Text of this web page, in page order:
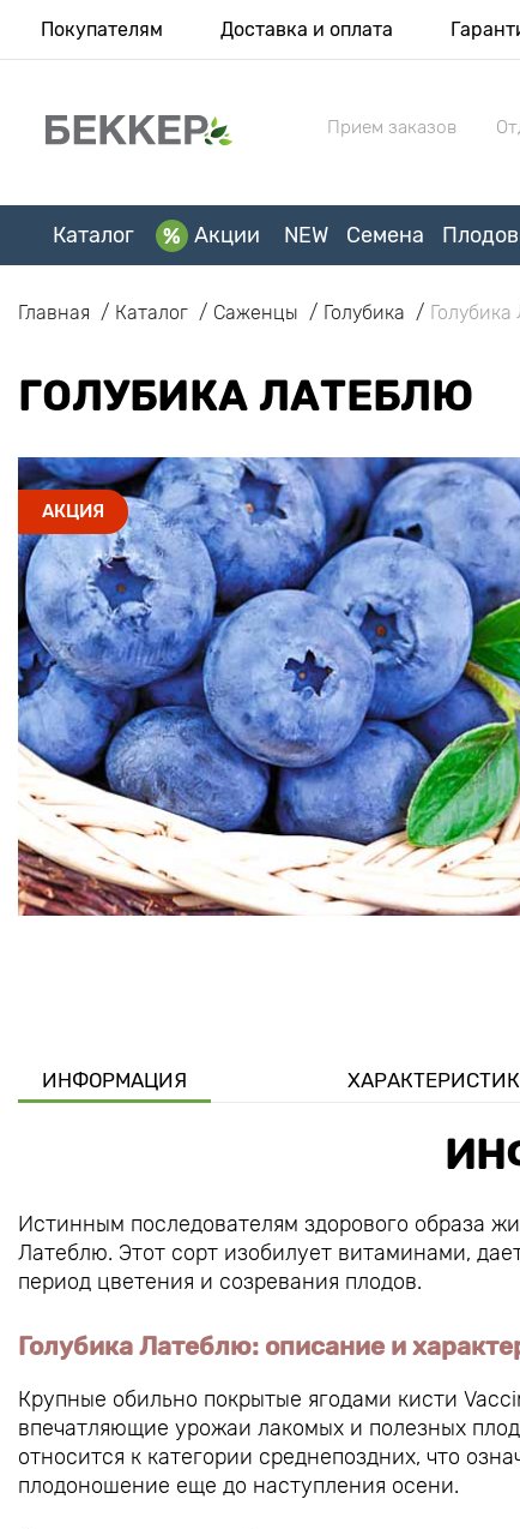
Покупателям Доставка и оплата
Прием заказов
Каталог Акции NEW Семена
Главная Каталог Саженцы Голубика
ГОЛУБИКА ЛАТЕБЛЮ
АКЦИЯ
ИНФОРМАЦИЯ
Истинным последователям здорового образа
Латеблю. Этот сорт изобилует витаминами,
период цветения и созревания плодов.
Голубика Латеблю: описание и
Крупные обильно покрытые ягодами кисти
впечатляющие урожаи лакомых и полезных
относится к категории среднепоздних, что
плодоношение еще до наступления осени.